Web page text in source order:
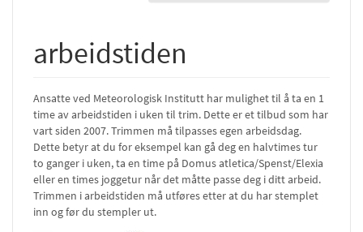
arbeidstiden
Ansatte ved Meteorologisk Institutt har mulighet til å ta en 1
time av arbeidstiden i uken til trim. Dette er et tilbud som har
vart siden 2007. Trimmen må tilpasses egen arbeidsdag.
Dette betyr at du for eksempel kan gå deg en halvtimes tur
to ganger i uken, ta en time på Domus atletica/Spenst/Elexia
eller en times joggetur når det måtte passe deg i ditt arbeid.
Trimmen i arbeidstiden må utføres etter at du har stemplet
inn og før du stempler ut.